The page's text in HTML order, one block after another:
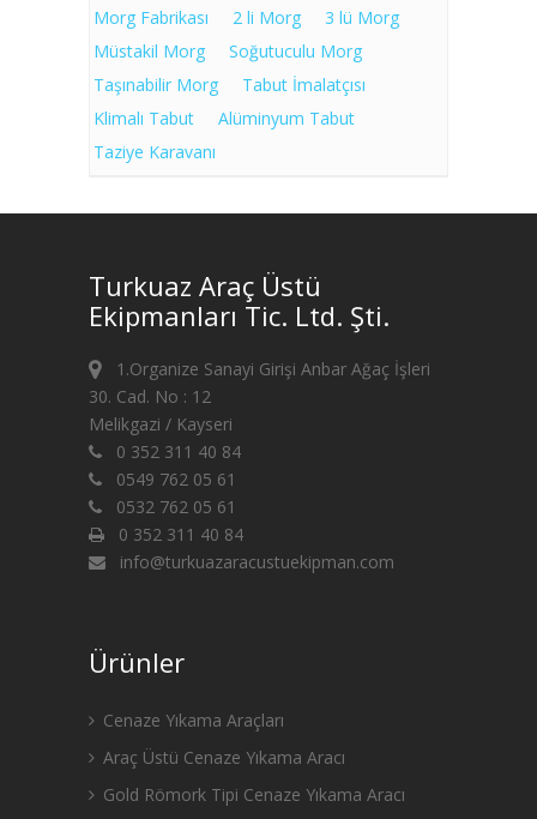
Morg Fabrikası
2 li Morg
3 lü Morg
Müstakil Morg
Soğutuculu Morg
Taşınabilir Morg
Tabut İmalatçısı
Klimalı Tabut
Alüminyum Tabut
Taziye Karavanı
Turkuaz Araç Üstü
Ekipmanları Tic. Ltd. Şti.
1.Organize Sanayi Girişi Anbar Ağaç İşleri
30. Cad. No : 12
Melikgazi / Kayseri
0 352 311 40 84
0549 762 05 61
0532 762 05 61
0 352 311 40 84
info@turkuazaracustuekipman.com
Ürünler
Cenaze Yıkama Araçları
Araç Üstü Cenaze Yıkama Aracı
Gold Römork Tipi Cenaze Yıkama Aracı